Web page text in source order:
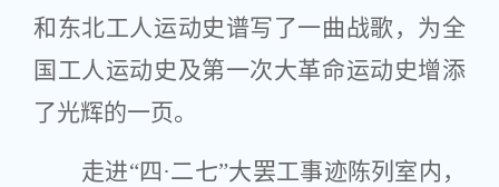
和东北工人运动史谱写了一曲战歌，为全
国工人运动史及第一次大革命运动史增添
了光辉的一页。
走进“四·二七”大罢工事迹陈列室内，